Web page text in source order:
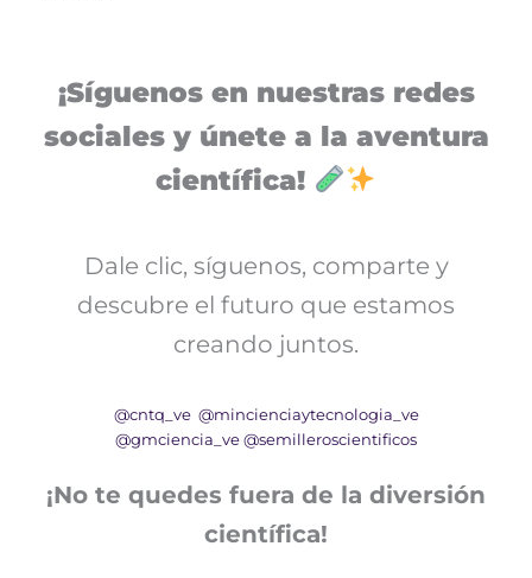
¡Síguenos en nuestras redes
sociales y únete a la aventura
científica!
Dale clic, síguenos, comparte y
descubre el futuro que estamos
creando juntos.
@cntq_ve @mincienciaytecnologia_ve
@gmciencia_ve @semilleroscientificos
¡No te quedes fuera de la diversión
científica!